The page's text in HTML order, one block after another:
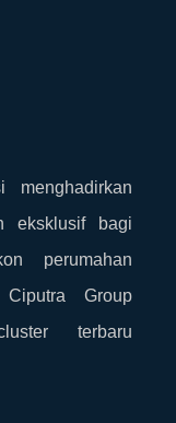
menghadirkan
eksklusif bagi
perumahan
Group
terbaru